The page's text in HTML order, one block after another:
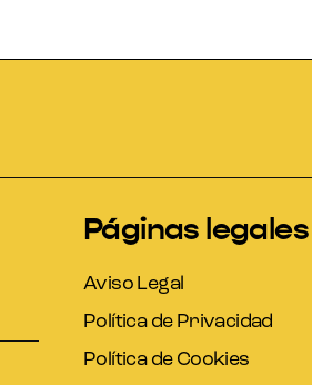
Páginas legales
Aviso Legal
Política de Privacidad
Política de Cookies